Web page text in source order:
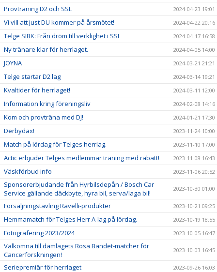
Provträning D2 och SSL 2024-04-23 19:01
Vi vill att just DU kommer på årsmötet! 2024-04-22 20:16
Telge SIBK: Från dröm till verklighet i SSL 2024-04-17 16:58
Ny tränare klar för herrlaget. 2024-04-05 14:00
JOYNA 2024-03-21 21:21
Telge startar D2 lag 2024-03-14 19:21
Kvaltider för herrlaget! 2024-03-11 12:00
Information kring föreningsliv 2024-02-08 14:16
Kom och provträna med DJ! 2024-01-21 17:30
Derbydax! 2023-11-24 10:00
Match på lördag för Telges herrlag. 2023-11-10 17:00
Actic erbjuder Telges medlemmar träning med rabatt! 2023-11-08 16:43
Väskförbud info 2023-11-06 20:52
Sponsorerbjudande från Hyrbilsdepån / Bosch Car
Service gällande däckbyte, hyra bil, serva/laga bil!
2023-10-30 01:00
Försäljningstävling Ravelli-produkter 2023-10-21 09:25
Hemmamatch för Telges Herr A-lag på lördag. 2023-10-19 18:55
Fotografering 2023/2024 2023-10-05 16:47
Välkomna till damlagets Rosa Bandet-matcher för
Cancerforskningen!
2023-10-03 16:45
Seriepremiär för herrlaget 2023-09-26 16:03